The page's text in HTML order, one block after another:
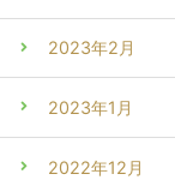
2023年2月
2023年1月
2022年12月